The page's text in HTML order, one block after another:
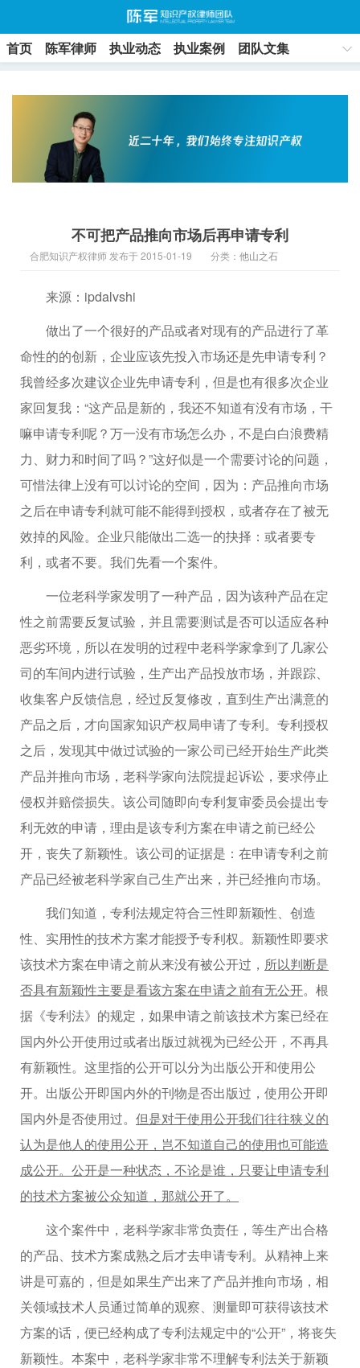
首页 陈军律师 执业动态 执业案例
团队文集
不可把产品推向市场后再申请专利
合肥知识产权律师 发布于 2015-01-19 分类： 他山之石
来源：ipdalvshi
做出了一个很好的产品或者对现有的产品进行了革
命性的的创新，企业应该先投入市场还是先申请专利？
我曾经多次建议企业先申请专利，但是也有很多次企业
家回复我：“这产品是新的，我还不知道有没有市场，干
嘛申请专利呢？万一没有市场怎么办，不是白白浪费精
力、财力和时间了吗？”这好似是一个需要讨论的问题，
可惜法律上没有可以讨论的空间，因为：产品推向市场
之后在申请专利就可能不能得到授权，或者存在了被无
效掉的风险。企业只能做出二选一的抉择：或者要专
利，或者不要。我们先看一个案件。
一位老科学家发明了一种产品，因为该种产品在定
性之前需要反复试验，并且需要测试是否可以适应各种
恶劣环境，所以在发明的过程中老科学家拿到了几家公
司的车间内进行试验，生产出产品投放市场，并跟踪、
收集客户反馈信息，经过反复修改，直到生产出满意的
产品之后，才向国家知识产权局申请了专利。专利授权
之后，发现其中做过试验的一家公司已经开始生产此类
产品并推向市场，老科学家向法院提起诉讼，要求停止
侵权并赔偿损失。该公司随即向专利复审委员会提出专
利无效的申请，理由是该专利方案在申请之前已经公
开，丧失了新颖性。该公司的证据是：在申请专利之前
产品已经被老科学家自己生产出来，并已经推向市场。
我们知道，专利法规定符合三性即新颖性、创造
性、实用性的技术方案才能授予专利权。新颖性即要求
该技术方案在申请之前从来没有被公开过， 所以判断是
否具有新颖性主要是看该方案在申请之前有无公开。根
据《专利法》的规定，如果申请之前该技术方案已经在
国内外公开使用过或者出版过就视为已经公开，不再具
有新颖性。这里指的公开可以分为出版公开和使用公
开。出版公开即国内外的刊物是否出版过，使用公开即
国内外是否使用过。 但是对于使用公开我们往往狭义的
认为是他人的使用公开，岂不知道自己的使用也可能造
成公开。公开是一种状态，不论是谁，只要让申请专利
的技术方案被公众知道，那就公开了。
这个案件中，老科学家非常负责任，等生产出合格
的产品、技术方案成熟之后才去申请专利。从精神上来
讲是可嘉的，但是如果生产出来了产品并推向市场，相
关领域技术人员通过简单的观察、测量即可获得该技术
方案的话，便已经构成了专利法规定中的“公开”，将丧失
新颖性。本案中，老科学家非常不理解专利法关于新颖